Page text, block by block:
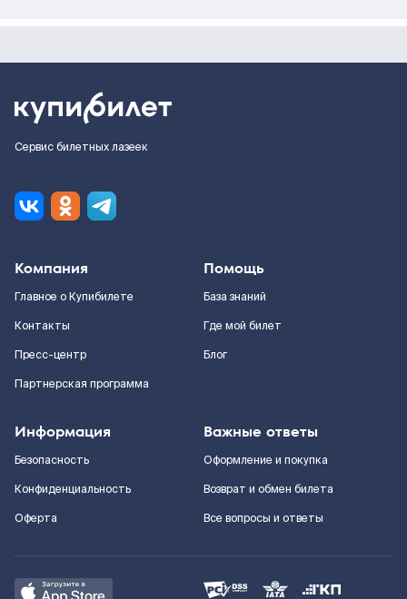
Сервис билетных лазеек
Компания
Главное о Купибилете
Контакты
Пресс-центр
Партнерская программа
Помощь
База знаний
Где мой билет
Блог
Информация
Безопасность
Конфиденциальность
Оферта
Важные ответы
Оформление и покупка
Возврат и обмен билета
Все вопросы и ответы